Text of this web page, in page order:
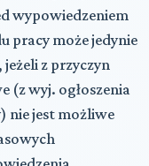
wypowiedzeniem
pracy może jedynie
z przyczyn
(z wyj. ogłoszenia
nie jest możliwe